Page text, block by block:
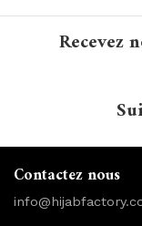
Recevez
Contactez nous